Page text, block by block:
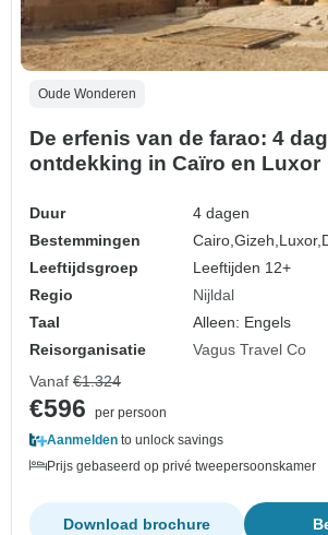
Oude Wonderen
De erfenis van de farao: 4
ontdekking in Caïro en Luxor
Duur
4 dagen
Bestemmingen
Cairo,Gizeh,Luxor,
Leeftijdsgroep
Leeftijden 12+
Regio
Nijldal
Taal
Alleen: Engels
Reisorganisatie
Vagus Travel Co
Vanaf €1.324
€596
per persoon
Aanmelden to unlock savings
Prijs gebaseerd op privé tweepersoonskamer
Download brochure